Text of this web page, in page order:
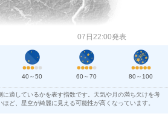
07日22:00発表
40～50 60～70 80～100
適しているかを表す指数です。天気や月の満ち欠けを考
ど、星空が綺麗に見える可能性が高くなっています。